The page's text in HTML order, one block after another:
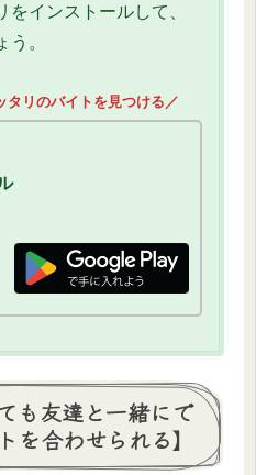
をインストールして、
。
リのバイトを見つける／
も友達と一緒にで
を合わせられる】